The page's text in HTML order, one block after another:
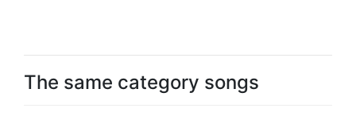
The same category songs